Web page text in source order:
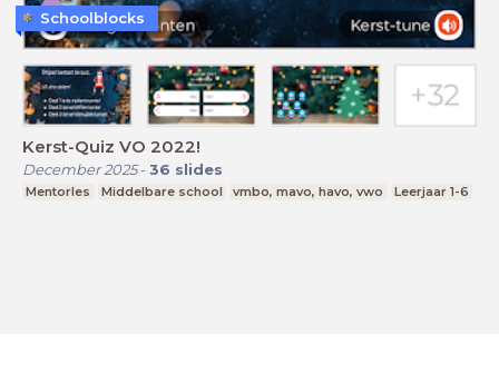
Kerst-Quiz VO 2022!
December 2025- 36 slides
Mentorles Middelbare school vmbo, mavo, havo, vwo Leerjaar 1-6
Schoolblocks